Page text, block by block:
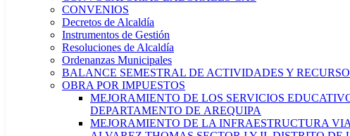
CONVENIOS
Decretos de Alcaldía
Instrumentos de Gestión
Resoluciones de Alcaldía
Ordenanzas Municipales
BALANCE SEMESTRAL DE ACTIVIDADES Y
OBRA POR IMPUESTOS
MEJORAMIENTO DE LOS SERVICIOS
DEPARTAMENTO DE AREQUIPA
MEJORAMIENTO DE LA INFRAESTRUCTURA